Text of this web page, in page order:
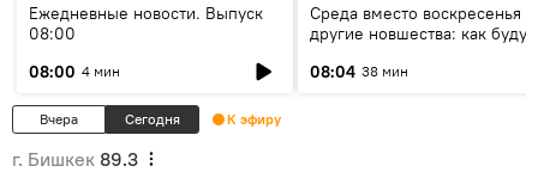
Ежедневные новости. Выпуск
08:00
08:00 4 мин
Среда вместо воскресенья и
другие новшества: как будут
08:04 38 мин
Вчера Сегодня К эфиру
г. Бишкек 89.3